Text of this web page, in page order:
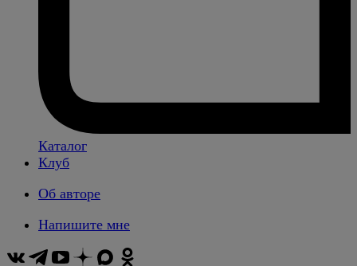
Каталог
Клуб
Об авторе
Напишите мне